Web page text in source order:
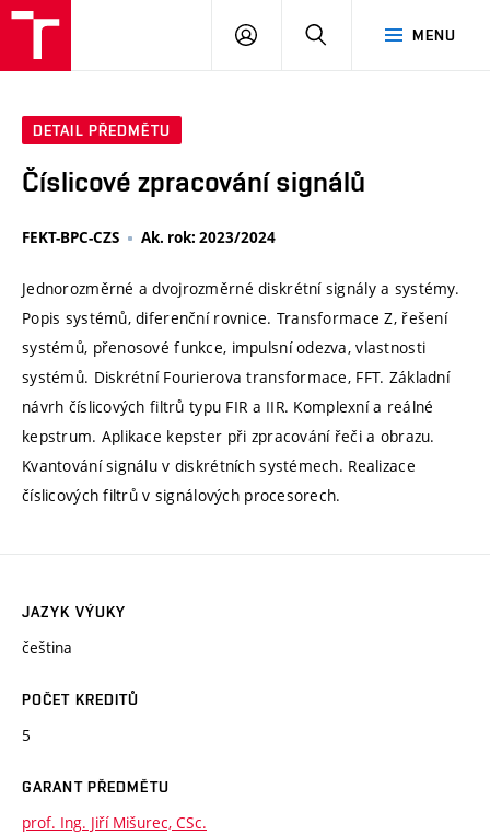
MENU
PŘIHLÁSIT
DETAIL PŘEDMĚTU
Číslicové zpracování signálů
FEKT-BPC-CZS Ak. rok: 2023/2024
Jednorozměrné a dvojrozměrné diskrétní signály a systémy.
Popis systémů, diferenční rovnice. Transformace Z, řešení
systémů, přenosové funkce, impulsní odezva, vlastnosti
systémů. Diskrétní Fourierova transformace, FFT. Základní
návrh číslicových filtrů typu FIR a IIR. Komplexní a reálné
kepstrum. Aplikace kepster při zpracování řeči a obrazu.
Kvantování signálu v diskrétních systémech. Realizace
číslicových filtrů v signálových procesorech.
JAZYK VÝUKY
čeština
POČET KREDITŮ
5
GARANT PŘEDMĚTU
prof. Ing. Jiří Mišurec, CSc.